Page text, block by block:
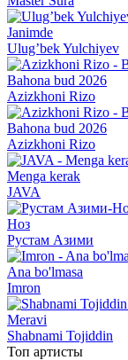
Janimde
Ulug’bek Yulchiyev
Bahona bud 2026
Azizkhoni Rizo
Bahona bud 2026
Azizkhoni Rizo
Menga kerak
JAVA
Ноз
Рустам Азими
Ana bo'lmasa
Imron
Meravi
Shabnami Tojiddin
Топ артисты